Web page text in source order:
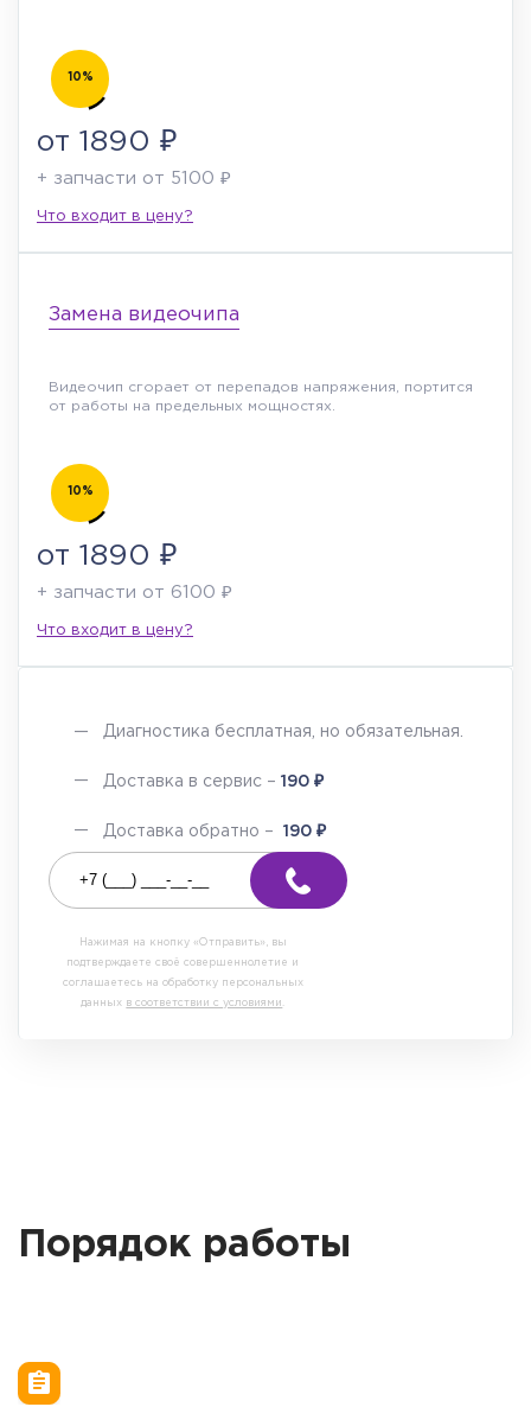
10%
от 1890 ₽
+ запчасти от 5100 ₽
Что входит в цену?
Замена видеочипа
Видеочип сгорает от перепадов напряжения, портится
от работы на предельных мощностях.
10%
от 1890 ₽
+ запчасти от 6100 ₽
Что входит в цену?
Диагностика бесплатная, но обязательная.
Доставка в сервис – 190 ₽
Доставка обратно – 190 ₽
Нажимая на кнопку «Отправить», вы
подтверждаете своё совершеннолетие и
соглашаетесь на обработку персональных
данных в соответствии с условиями
Порядок работы